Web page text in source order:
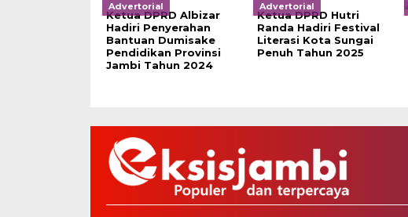
Advertorial
Ketua DPRD Albizar
Hadiri Penyerahan
Bantuan Dumisake
Pendidikan Provinsi
Jambi Tahun 2024
Advertorial
Ketua DPRD Hutri
Randa Hadiri Festival
Literasi Kota Sungai
Penuh Tahun 2025